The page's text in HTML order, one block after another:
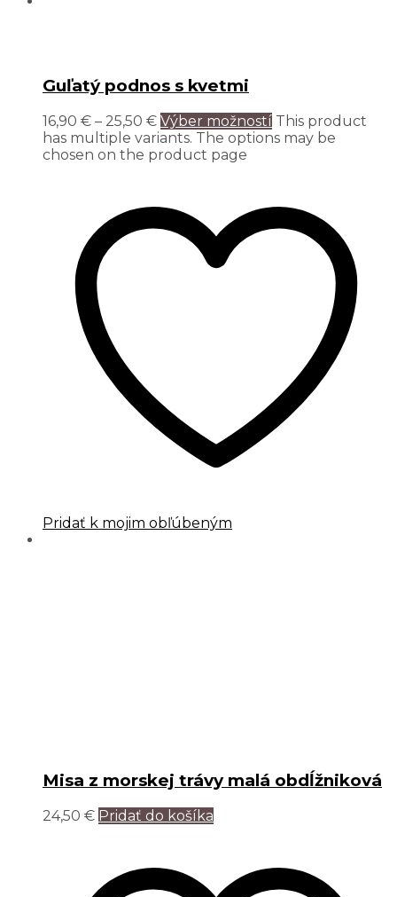
Guľatý podnos s kvetmi
16,90 € – 25,50 € Výber možností This product
has multiple variants. The options may be
chosen on the product page
Pridať k mojim obľúbeným
Misa z morskej trávy malá obdĺžniková
24,50 € Pridať do košíka